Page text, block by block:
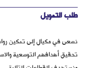
طلب التمويل
نسعى في مكيال إلى تمكين
تحقيق أهدافهم التوسعية